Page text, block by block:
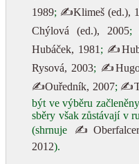
1989; ✍Klimeš (ed.),
Chýlová (ed.), 2005;
Hubáček, 1981 ;
Rysová, 2003; ✍Hugo
✍Ouředník, 2007;
být ve výběru
sběry však zůstávají v
(shrnuje
2012).